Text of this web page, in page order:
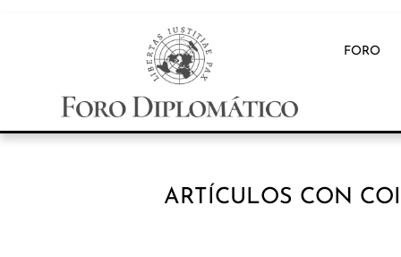
FORO
ARTÍCULOS CON